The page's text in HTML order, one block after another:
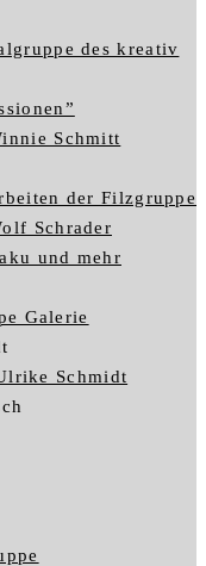
des kreativ
Schmitt
der Filzgruppe
Schrader
und mehr
Galerie
Schmidt